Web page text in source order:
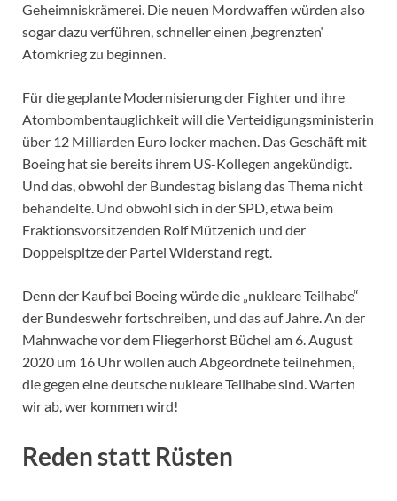
Geheimniskrämerei. Die neuen Mordwaffen würden also
sogar dazu verführen, schneller einen ‚begrenzten‘
Atomkrieg zu beginnen.
Für die geplante Modernisierung der Fighter und ihre
Atombombentauglichkeit will die Verteidigungsministerin
über 12 Milliarden Euro locker machen. Das Geschäft mit
Boeing hat sie bereits ihrem US-Kollegen angekündigt.
Und das, obwohl der Bundestag bislang das Thema nicht
behandelte. Und obwohl sich in der SPD, etwa beim
Fraktionsvorsitzenden Rolf Mützenich und der
Doppelspitze der Partei Widerstand regt.
Denn der Kauf bei Boeing würde die „nukleare Teilhabe“
der Bundeswehr fortschreiben, und das auf Jahre. An der
Mahnwache vor dem Fliegerhorst Büchel am 6. August
2020 um 16 Uhr wollen auch Abgeordnete teilnehmen,
die gegen eine deutsche nukleare Teilhabe sind. Warten
wir ab, wer kommen wird!
Reden statt Rüsten